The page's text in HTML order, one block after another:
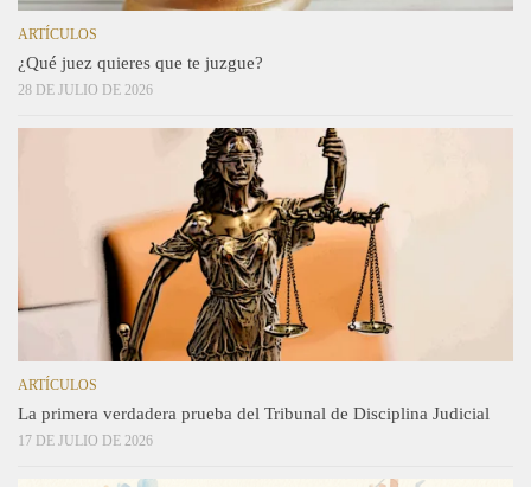
ARTÍCULOS
¿Qué juez quieres que te juzgue?
28 DE JULIO DE 2026
ARTÍCULOS
La primera verdadera prueba del Tribunal de Disciplina Judicial
17 DE JULIO DE 2026